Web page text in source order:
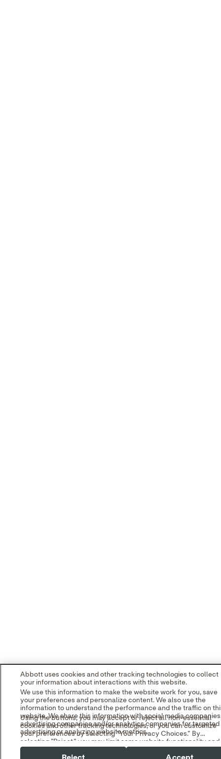
Abbott uses cookies and other tracking technologies to collect
your information about interactions with this website.
We use this information to make the website work for you, save
your preferences and personalize content. We also use the
information to understand the performance and the traffic on
website. We share this information with social media
advertising companies and/or analytics companies for targeted
advertising or analyzing website metrics.
Using the buttons, you may accept or reject all non-essential
cookies and other tracking technologies, or you can customize
your preferences by selecting "Your Privacy Choices." By
selecting "Reject," you may limit some website functionality and
your overall experience with this website.